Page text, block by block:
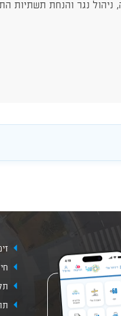
ניהול נגר והנחת תשתיות